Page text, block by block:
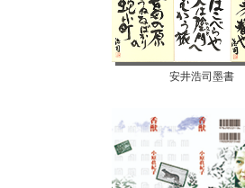
安井浩司墨書